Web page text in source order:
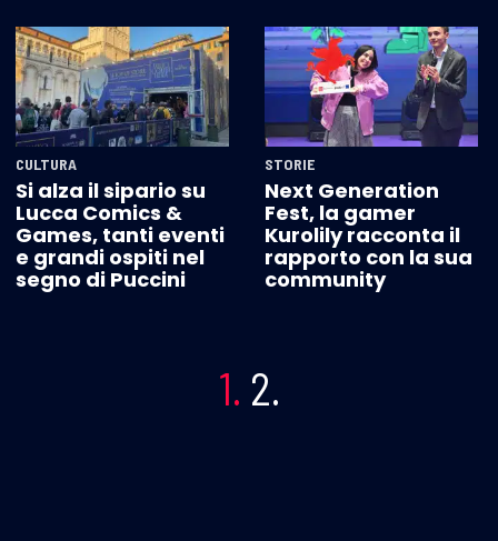
CULTURA
Si alza il sipario su
Lucca Comics &
Games, tanti eventi
e grandi ospiti nel
segno di Puccini
STORIE
Next Generation
Fest, la gamer
Kurolily racconta il
rapporto con la sua
community
1. 2.